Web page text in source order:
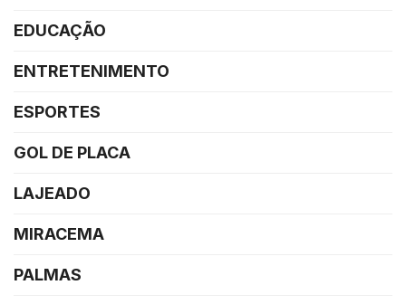
EDUCAÇÃO
ENTRETENIMENTO
ESPORTES
GOL DE PLACA
LAJEADO
MIRACEMA
PALMAS